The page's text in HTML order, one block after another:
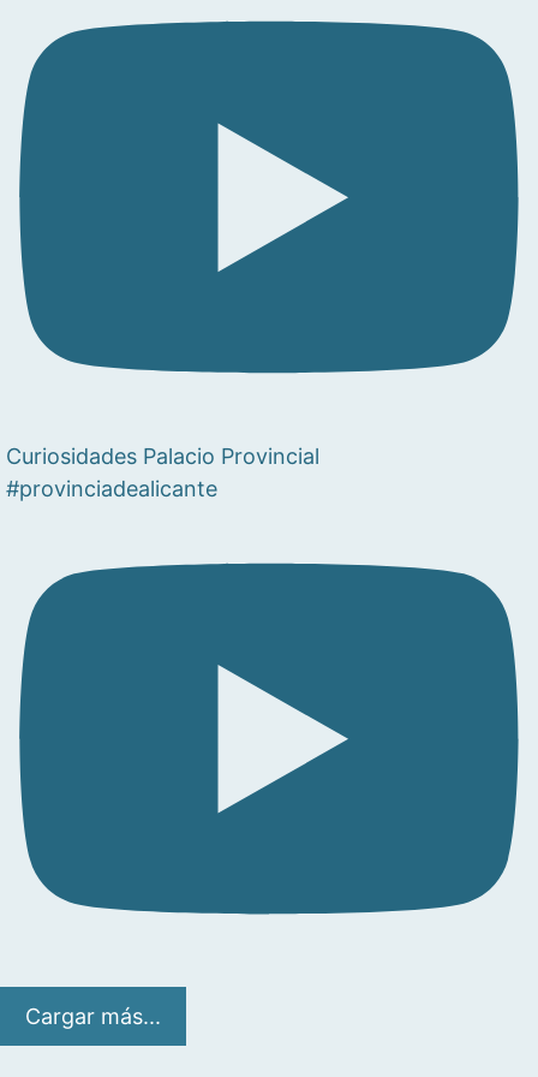
Curiosidades Palacio Provincial
#provinciadealicante
Cargar más...